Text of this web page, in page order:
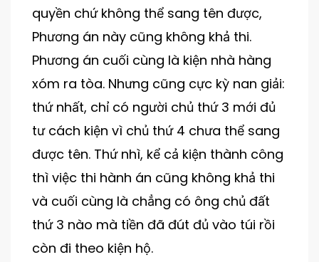
quyền chứ không thể sang tên được,
Phương án này cũng không khả thi.
Phương án cuối cùng là kiện nhà hàng
xóm ra tòa. Nhưng cũng cực kỳ nan giải:
thứ nhất, chỉ có người chủ thứ 3 mới đủ
tư cách kiện vì chủ thứ 4 chưa thể sang
được tên. Thứ nhì, kể cả kiện thành công
thì việc thi hành án cũng không khả thi
và cuối cùng là chẳng có ông chủ đất
thứ 3 nào mà tiền đã đút đủ vào túi rồi
còn đi theo kiện hộ.